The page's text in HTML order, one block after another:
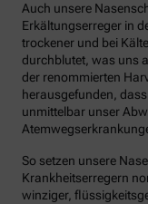
Auch unsere
Erkältungserreger in
trockener und bei
durchblutet, was uns
der renommierten
herausgefunden,
unmittelbar unser
So setzen unsere
Krankheitserregern
winziger,